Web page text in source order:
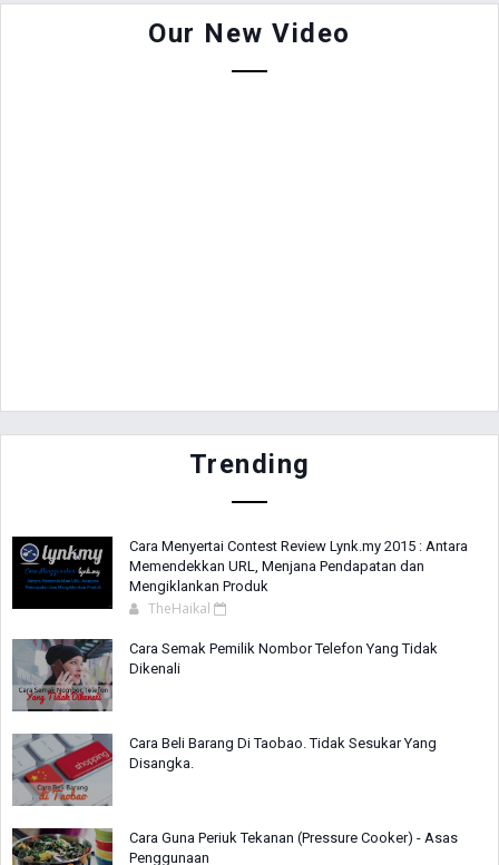
Our New Video
Trending
Cara Menyertai Contest Review Lynk.my 2015 : Antara
Memendekkan URL, Menjana Pendapatan dan
Mengiklankan Produk
TheHaikal
Cara Semak Pemilik Nombor Telefon Yang Tidak
Dikenali
Cara Beli Barang Di Taobao. Tidak Sesukar Yang
Disangka.
Cara Guna Periuk Tekanan (Pressure Cooker) - Asas
Penggunaan